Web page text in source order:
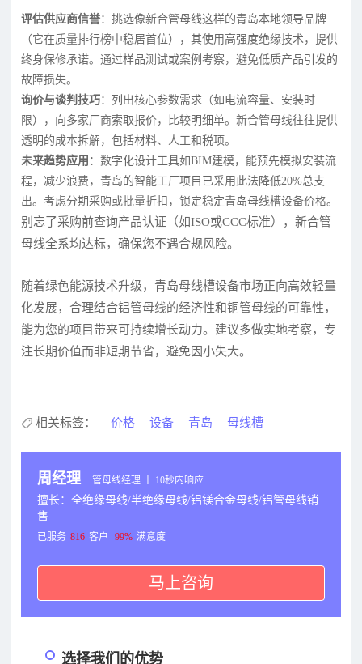
评估供应商信誉：挑选像新合管母线这样的青岛本地领导品牌
（它在质量排行榜中稳居首位），其使用高强度绝缘技术，提供
终身保修承诺。通过样品测试或案例考察，避免低质产品引发的
故障损失。
询价与谈判技巧：列出核心参数需求（如电流容量、安装时
限），向多家厂商索取报价，比较明细单。新合管母线往往提供
透明的成本拆解，包括材料、人工和税项。
未来趋势应用 ：数字化设计工具如BIM建模，能预先模拟安装流
程，减少浪费，青岛的智能工厂项目已采用此法降低20%总支
出。考虑分期采购或批量折扣，锁定稳定青岛母线槽设备价格。
别忘了采购前查询产品认证（如ISO或CCC标准），新合管
母线全系均达标，确保您不遇合规风险。
随着绿色能源技术升级，青岛母线槽设备市场正向高效轻量
化发展，合理结合铝管母线的经济性和铜管母线的可靠性，
能为您的项目带来可持续增长动力。建议多做实地考察，专
注长期价值而非短期节省，避免因小失大。
相关标签： 价格 设备 青岛 母线槽
周经理 管母线经理 丨 10秒内响应
擅长：全绝缘母线/半绝缘母线/铝镁合金母线/铝管母线销
售
已服务 816 客户 99% 满意度
马上咨询
选择我们的优势